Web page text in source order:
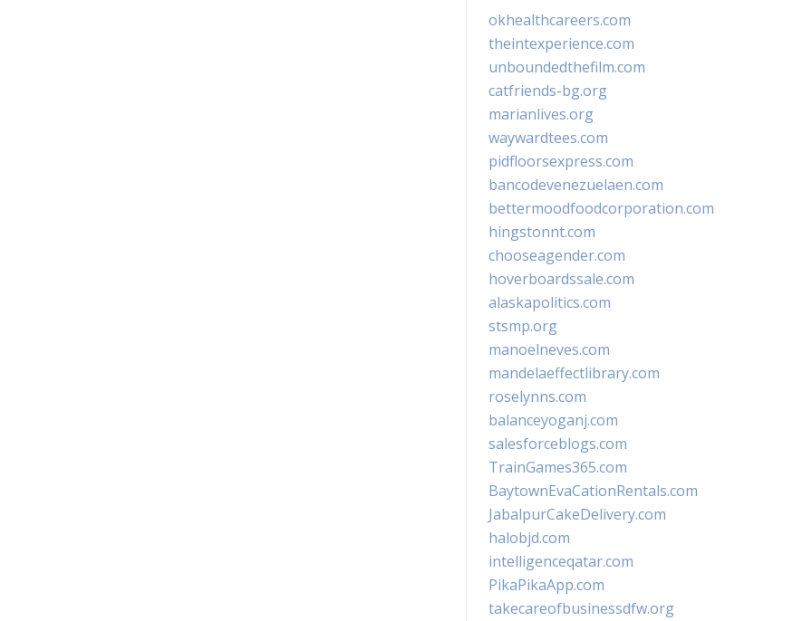
okhealthcareers.com
theintexperience.com
unboundedthefilm.com
catfriends-bg.org
marianlives.org
waywardtees.com
pidfloorsexpress.com
bancodevenezuelaen.com
bettermoodfoodcorporation.com
hingstonnt.com
chooseagender.com
hoverboardssale.com
alaskapolitics.com
stsmp.org
manoelneves.com
mandelaeffectlibrary.com
roselynns.com
balanceyoganj.com
salesforceblogs.com
TrainGames365.com
BaytownEvaCationRentals.com
JabalpurCakeDelivery.com
halobjd.com
intelligenceqatar.com
PikaPikaApp.com
takecareofbusinessdfw.org